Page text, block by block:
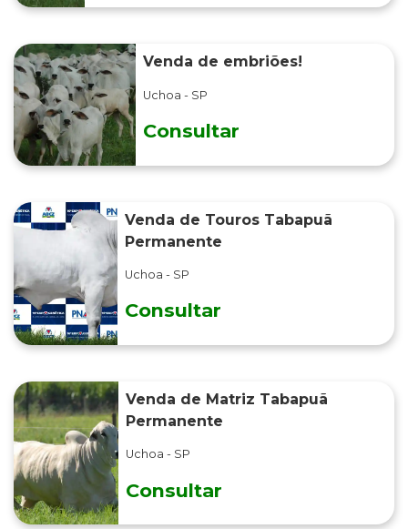
Venda de embriões!
Uchoa - SP
Consultar
Venda de Touros Tabapuã
Permanente
Uchoa - SP
Consultar
Venda de Matriz Tabapuã
Permanente
Uchoa - SP
Consultar